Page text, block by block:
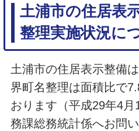
土浦市の住居表
整理実施状況に
土浦市の住居表示整備
界町名整理は面積比で
おります（平成29年4
務課総務統計係へお問